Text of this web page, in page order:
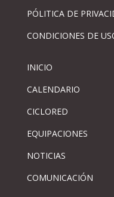
PÓLITICA DE
CONDICIONES DE
INICIO
CALENDARIO
CICLORED
EQUIPACIONES
NOTICIAS
COMUNICACIÓN